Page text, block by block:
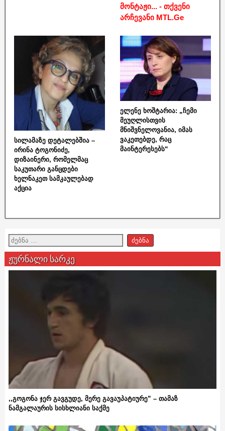
მონტაჟი... - თქვენი
არჩევანი MTL.Ge
სილამაზე დეტალებშია –
ირინა ტოგონიძე,
დიზაინერი, რომელმაც
საკუთარი განცდები
ხელნაკეთ სამკაულებად
აქცია
ელენე ხოშტარია: „ჩემი
მეუღლისთვის
მნიშვნელოვანია, იმას
ვაკეთებდე, რაც
მაინტერესებს“
ჟურნალი სარკე
,,გოგონა ჯერ გავგუდე, მერე გავაუპატიურე” – თამაზ
ნამგალაურის სისხლიანი საქმე